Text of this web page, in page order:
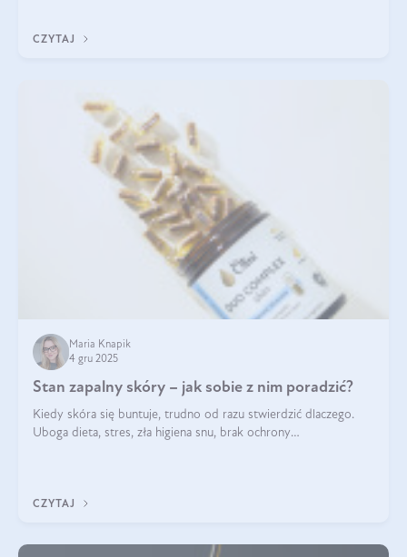
CZYTAJ
Maria Knapik
4 gru 2025
Stan zapalny skóry – jak sobie z nim poradzić?
Kiedy skóra się buntuje, trudno od razu stwierdzić dlaczego.
Uboga dieta, stres, zła higiena snu, brak ochrony
CZYTAJ